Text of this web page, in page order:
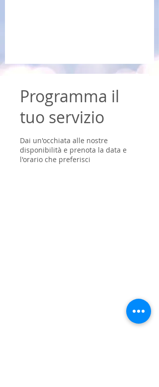
Programma il
tuo servizio
Dai un'occhiata alle nostre
disponibilità e prenota la data e
l'orario che preferisci